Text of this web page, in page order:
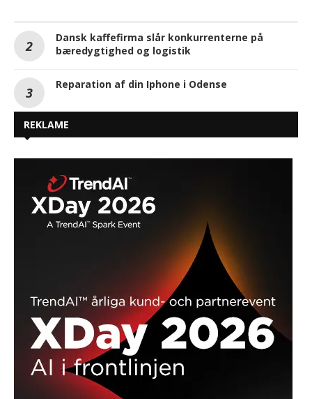
Dansk kaffefirma slår konkurrenterne på
bæredygtighed og logistik
Reparation af din Iphone i Odense
REKLAME